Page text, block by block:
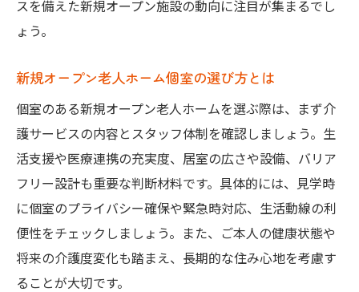
スを備えた新規オープン施設の動向に注目が集まるでし
ょう。
新規オープン老人ホーム個室の選び方とは
個室のある新規オープン老人ホームを選ぶ際は、まず介
護サービスの内容とスタッフ体制を確認しましょう。生
活支援や医療連携の充実度、居室の広さや設備、バリア
フリー設計も重要な判断材料です。具体的には、見学時
に個室のプライバシー確保や緊急時対応、生活動線の利
便性をチェックしましょう。また、ご本人の健康状態や
将来の介護度変化も踏まえ、長期的な住み心地を考慮す
ることが大切です。